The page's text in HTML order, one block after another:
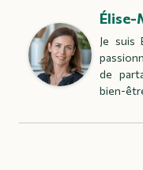
Élise-
Je suis
de
bien-